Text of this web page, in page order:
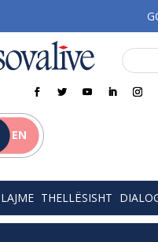
EN
LAJME THELLËSISHT